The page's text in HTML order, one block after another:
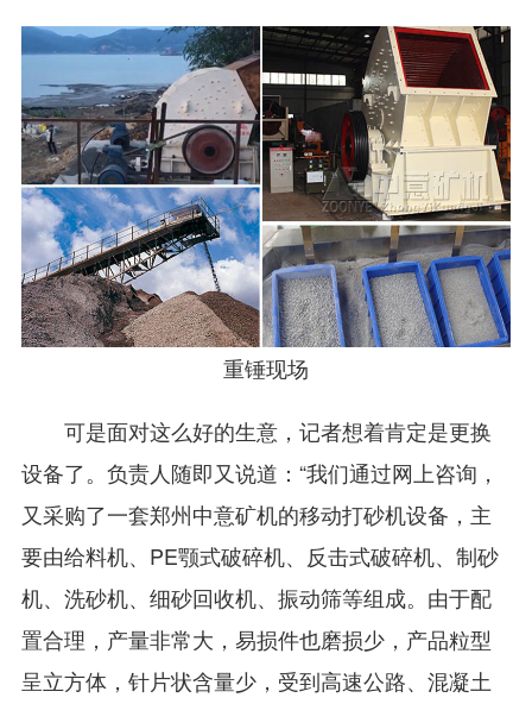
重锤现场
可是面对这么好的生意，记者想着肯定是更换
设备了。负责人随即又说道：“我们通过网上咨询，
又采购了一套郑州中意矿机的移动打砂机设备，主
要由给料机、PE颚式破碎机、反击式破碎机、制砂
机、洗砂机、细砂回收机、振动筛等组成。由于配
置合理，产量非常大，易损件也磨损少，产品粒型
呈立方体，针片状含量少，受到高速公路、混凝土